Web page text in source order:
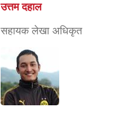
उत्तम दहाल
सहायक लेखा अधिकृत